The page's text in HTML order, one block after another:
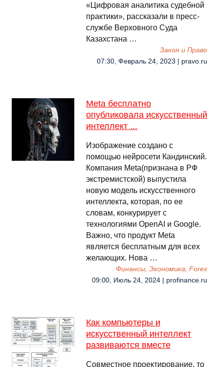
«Цифровая аналитика судебной
практики», рассказали в пресс-
службе Верховного Суда
Казахстана …
Закон и Право
07:30, Февраль 24, 2023 | pravo.ru
Meta бесплатно
опубликовала искусственный
интеллект ...
Изображение создано с
помощью нейросети Кандинский.
Компания Meta(признана в РФ
экстремистской) выпустила
новую модель искусственного
интеллекта, которая, по ее
словам, конкурирует с
технологиями OpenAI и Google.
Важно, что продукт Meta
является бесплатным для всех
желающих. Нова …
Финансы, Экономика, Forex
09:00, Июль 24, 2024 | profinance.ru
Как компьютеры и
искусственный интеллект
развиваются вместе
Совместное проектирование, то